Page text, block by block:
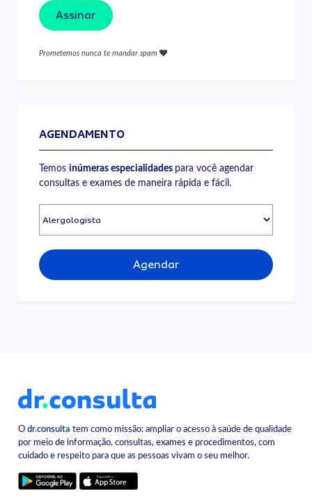
Assinar
Prometemos nunca te mandar spam
AGENDAMENTO
Temosinúmeras especialidades para você agendar
consultas e exames de maneira rápida e fácil.
Agendar
Odr.consulta tem como missão: ampliar o acesso à saúde de qualidade
por meio de informação, consultas, exames e procedimentos, com
cuidado e respeito para que as pessoas vivam o seu melhor.